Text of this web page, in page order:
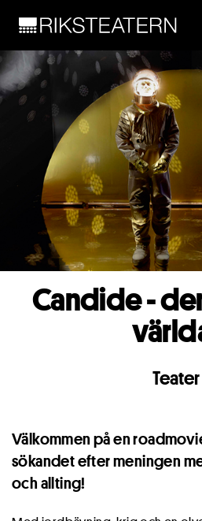
Candide -
Teater
Välkommen på en
sökandet efter meningen
och allting!